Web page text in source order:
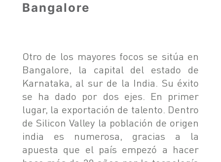
Bangalore
Otro de los mayores focos se sitúa en
Bangalore, la capital del estado de
Karnataka, al sur de la India. Su éxito
se ha dado por dos ejes. En primer
lugar, la exportación de talento. Dentro
de Silicon Valley la población de origen
india es numerosa, gracias a la
apuesta que el país empezó a hacer